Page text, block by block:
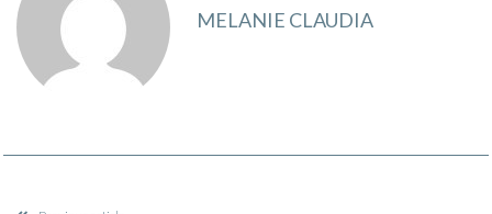
MELANIE CLAUDIA